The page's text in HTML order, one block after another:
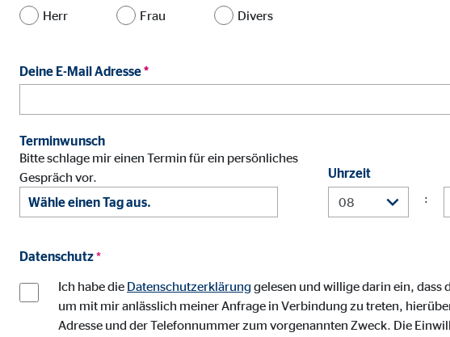
Herr Frau Divers
Deine E-Mail Adresse*
Terminwunsch
Bitte schlage mir einen Termin für ein persönliches
Gespräch vor.
Uhrzeit
:
Datenschutz*
Ich habe die Datenschutzerklärung gelesen und willige darin ein,
um mit mir anlässlich meiner Anfrage in Verbindung zu treten,
Adresse und der Telefonnummer zum vorgenannten Zweck. Die
Anbieter:
Cookie Laufzeit:
ProvenExpert | Empfänger: OVB, Expert Systems AG
Expert Systems AG
Zweck: Darstellung des
Vimeo
Name: vimeoplayer